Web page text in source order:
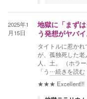
2025年1
月15日
地獄に「まず
う発想がヤバイ
タイトルに惹か
が、孤独死した
人、土。 （ホラ
「う …続きを読む
★★★ Excellent!!!